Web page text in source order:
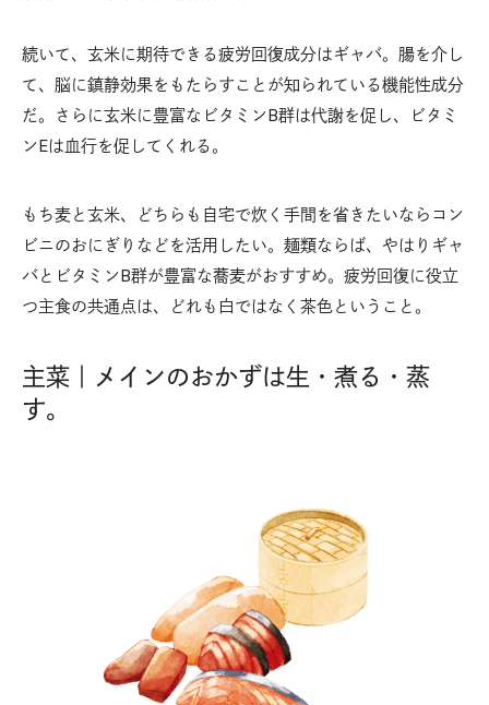
続いて、玄米に期待できる疲労回復成分はギャバ。腸を介し
て、脳に鎮静効果をもたらすことが知られている機能性成分
だ。さらに玄米に豊富なビタミンB群は代謝を促し、ビタミ
ンEは血行を促してくれる。
もち麦と玄米、どちらも自宅で炊く手間を省きたいならコン
ビニのおにぎりなどを活用したい。麺類ならば、やはりギャ
バとビタミンB群が豊富な蕎麦がおすすめ。疲労回復に役立
つ主食の共通点は、どれも白ではなく茶色ということ。
主菜｜メインのおかずは生・煮る・蒸
す。